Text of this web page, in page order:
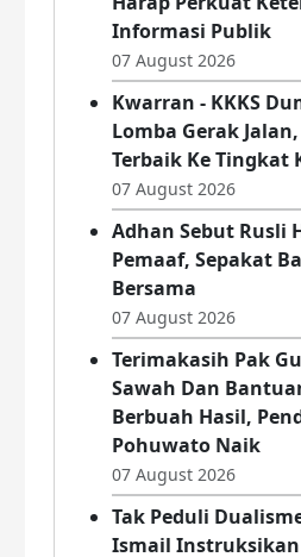
Rektor UNG
Komisioner KI Pusat
Harap Perkuat
Informasi Publik
07 August 2026
Kwarran - KKKS
Lomba Gerak Jalan,
Terbaik Ke Tingkat
07 August 2026
Adhan Sebut Rusli
Pemaaf, Sepakat
Bersama
07 August 2026
Terimakasih Pak
Sawah Dan
Berbuah Hasil,
Pohuwato Naik
07 August 2026